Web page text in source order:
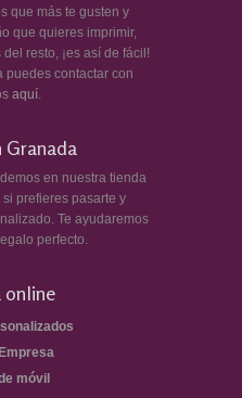
que más te gusten y
que quieres imprimir,
resto, ¡es así de fácil!
puedes contactar con
aquí.
Granada
en nuestra tienda
prefieres pasarte y
Te ayudaremos
perfecto.
online
móvil